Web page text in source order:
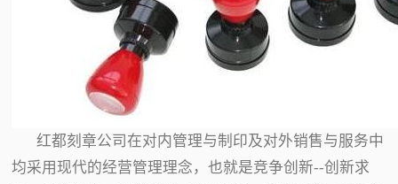
红都刻章公司在对内管理与制印及对外销售与服务中
均采用现代的经营管理理念，也就是竞争创新--创新求